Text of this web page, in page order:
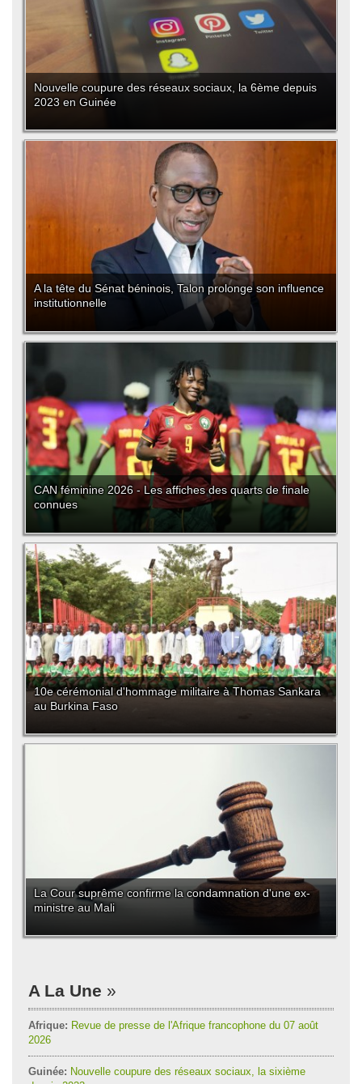
Nouvelle coupure des réseaux sociaux, la 6ème depuis
2023 en Guinée
A la tête du Sénat béninois, Talon prolonge son influence
institutionnelle
CAN féminine 2026 - Les affiches des quarts de finale
connues
10e cérémonial d'hommage militaire à Thomas Sankara
au Burkina Faso
La Cour suprême confirme la condamnation d'une ex-
ministre au Mali
A La Une
Afrique: Revue de presse de l'Afrique francophone du 07 août
2026
Guinée: Nouvelle coupure des réseaux sociaux, la sixième